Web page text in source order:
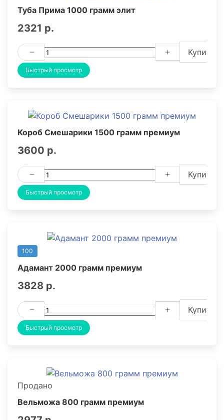
Туба Прима 1000 грамм элит
2321 р.
Купить
Быстрый просмотр
Короб Смешарики 1500 грамм премиум
3600 р.
Купить
Быстрый просмотр
100
Адамант 2000 грамм премиум
3828 р.
Купить
Быстрый просмотр
Продано
Вельможа 800 грамм премиум